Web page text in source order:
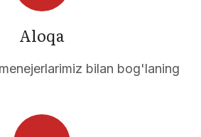
Aloqa
bilan bog'laning